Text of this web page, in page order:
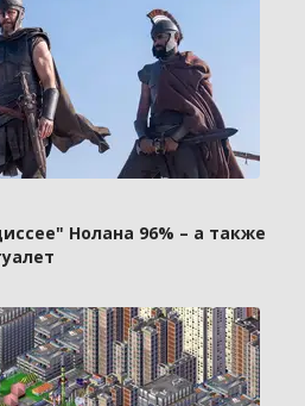
Нолана 96% – а также